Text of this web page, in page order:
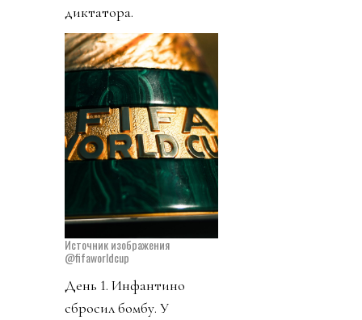
диктатора.
Источник изображения
@fifaworldcup
День 1. Инфантино
сбросил бомбу. У